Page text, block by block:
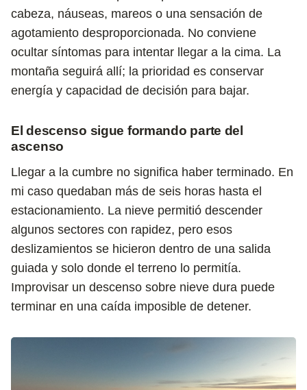
cabeza, náuseas, mareos o una sensación de
agotamiento desproporcionada. No conviene
ocultar síntomas para intentar llegar a la cima. La
montaña seguirá allí; la prioridad es conservar
energía y capacidad de decisión para bajar.
El descenso sigue formando parte del
ascenso
Llegar a la cumbre no significa haber terminado. En
mi caso quedaban más de seis horas hasta el
estacionamiento. La nieve permitió descender
algunos sectores con rapidez, pero esos
deslizamientos se hicieron dentro de una salida
guiada y solo donde el terreno lo permitía.
Improvisar un descenso sobre nieve dura puede
terminar en una caída imposible de detener.